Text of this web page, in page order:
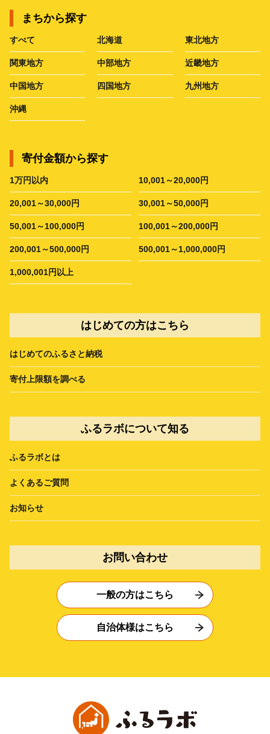
まちから探す
すべて 北海道 東北地方
関東地方 中部地方 近畿地方
中国地方 四国地方 九州地方
沖縄
寄付金額から探す
1万円以内 10,001～20,000円
20,001～30,000円 30,001～50,000円
50,001～100,000円 100,001～200,000円
200,001～500,000円 500,001～1,000,000円
1,000,001円以上
はじめての方はこちら
はじめてのふるさと納税
寄付上限額を調べる
ふるラボについて知る
ふるラボとは
よくあるご質問
お知らせ
お問い合わせ
一般の方はこちら
自治体様はこちら